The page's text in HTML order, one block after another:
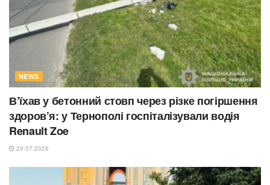
NEWS
В’їхав у бетонний стовп через різке погіршення
здоров’я: у Тернополі госпіталізували водія
Renault Zoe
29.07.2026